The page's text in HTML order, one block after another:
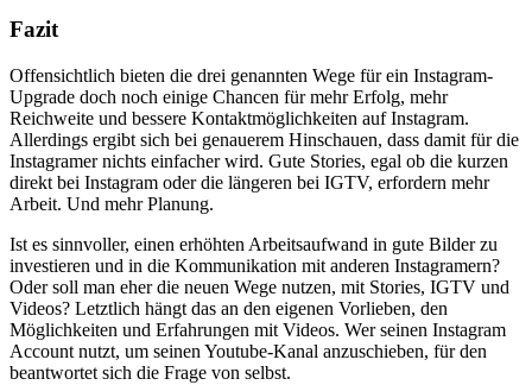
Fazit
Offensichtlich bieten die drei genannten Wege für ein Instagram-
Upgrade doch noch einige Chancen für mehr Erfolg, mehr
Reichweite und bessere Kontaktmöglichkeiten auf Instagram.
Allerdings ergibt sich bei genauerem Hinschauen, dass damit für die
Instagramer nichts einfacher wird. Gute Stories, egal ob die kurzen
direkt bei Instagram oder die längeren bei IGTV, erfordern mehr
Arbeit. Und mehr Planung.
Ist es sinnvoller, einen erhöhten Arbeitsaufwand in gute Bilder zu
investieren und in die Kommunikation mit anderen Instagramern?
Oder soll man eher die neuen Wege nutzen, mit Stories, IGTV und
Videos? Letztlich hängt das an den eigenen Vorlieben, den
Möglichkeiten und Erfahrungen mit Videos. Wer seinen Instagram
Account nutzt, um seinen Youtube-Kanal anzuschieben, für den
beantwortet sich die Frage von selbst.